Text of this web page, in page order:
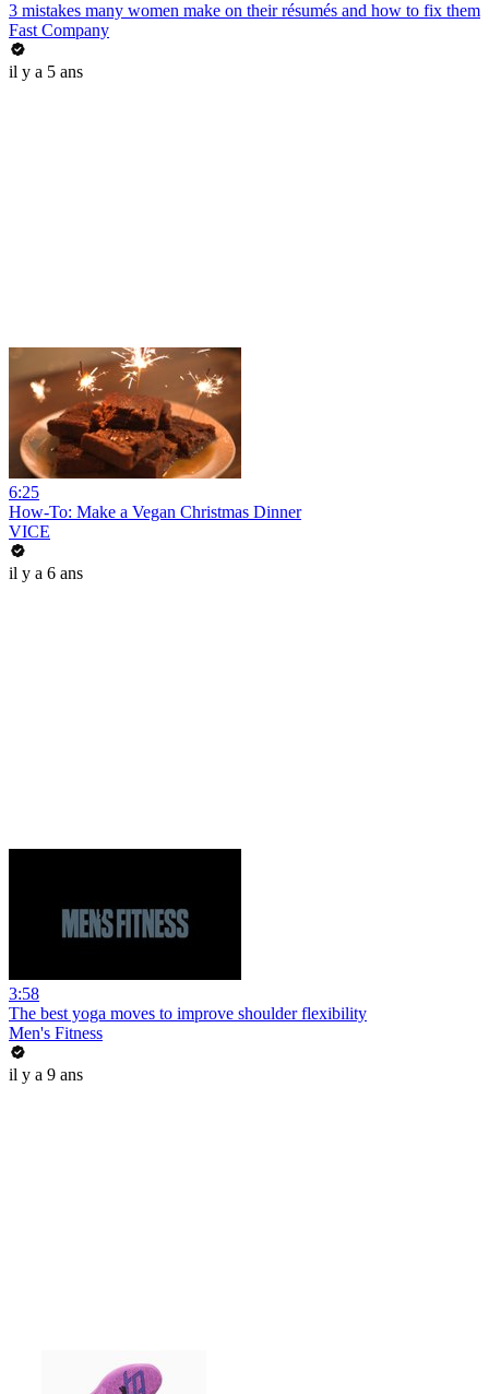
3 mistakes many women make on their résumés and how to fix them
Fast Company
il y a 5 ans
6:25
How-To: Make a Vegan Christmas Dinner
VICE
il y a 6 ans
3:58
The best yoga moves to improve shoulder flexibility
Men's Fitness
il y a 9 ans